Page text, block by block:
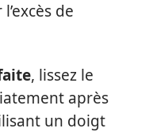
de
, lissez le
après
un doigt